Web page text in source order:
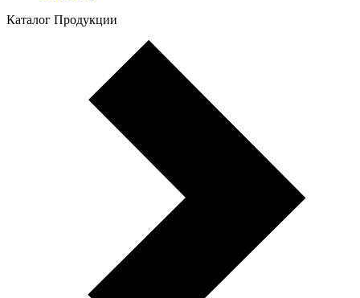
Каталог Продукции